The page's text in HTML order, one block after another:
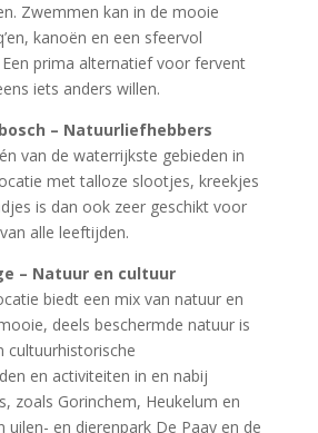
Zwemmen kan in de mooie
kanoën en een sfeervol
prima alternatief voor fervent
iets anders willen.
– Natuurliefhebbers
van de waterrijkste gebieden in
met talloze slootjes, kreekjes
is dan ook zeer geschikt voor
alle leeftijden.
– Natuur en cultuur
biedt een mix van natuur en
deels beschermde natuur is
cultuurhistorische
en activiteiten in en nabij
zoals Gorinchem, Heukelum en
uilen- en dierenpark De Paay en de